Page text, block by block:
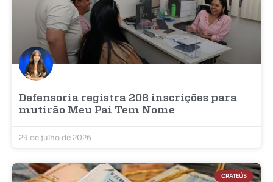
Defensoria registra 208 inscrições para
mutirão Meu Pai Tem Nome
29 de julho de 2026
CRATEÚS